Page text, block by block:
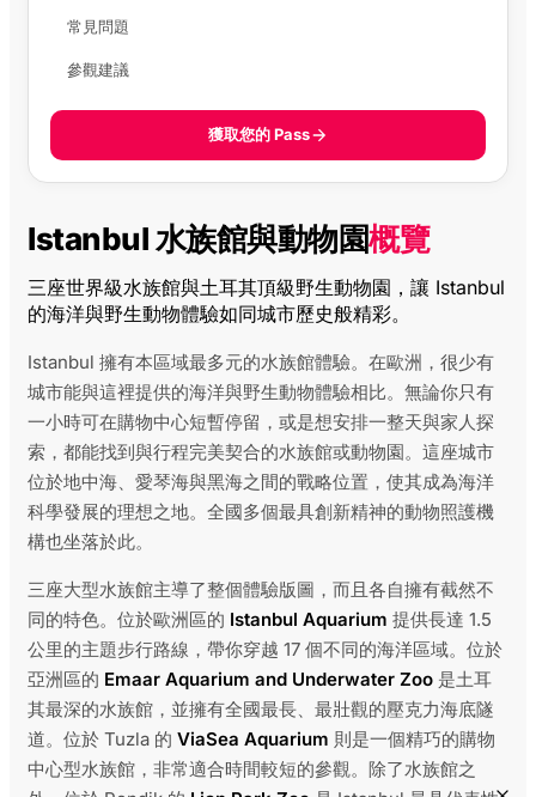
Istanbul 水族館與動物園概覽
三座世界級水族館與土耳其頂級野生動物園，讓 Istanbul
的海洋與野生動物體驗如同城市歷史般精彩。
Istanbul 擁有本區域最多元的水族館體驗。在歐洲，很少有
城市能與這裡提供的海洋與野生動物體驗相比。無論你只有
一小時可在購物中心短暫停留，或是想安排一整天與家人探
索，都能找到與行程完美契合的水族館或動物園。這座城市
位於地中海、愛琴海與黑海之間的戰略位置，使其成為海洋
科學發展的理想之地。全國多個最具創新精神的動物照護機
構也坐落於此。
三座大型水族館主導了整個體驗版圖，而且各自擁有截然不
同的特色。位於歐洲區的 Istanbul Aquarium 提供長達 1.5
公里的主題步行路線，帶你穿越 17 個不同的海洋區域。位於
亞洲區的 Emaar Aquarium and Underwater Zoo 是土耳
其最深的水族館，並擁有全國最長、最壯觀的壓克力海底隧
道。位於 Tuzla 的 ViaSea Aquarium 則是一個精巧的購物
中心型水族館，非常適合時間較短的參觀。除了水族館之
常見問題
參觀建議
獲取您的 Pass